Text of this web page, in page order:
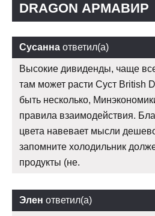
DRAGON АРМАВИР
Сусанна ответил(а)
Высокие дивиденды, чаще
там может расти Суст British
быть несколько,
правила взаимодействия.
цвета навевает мысли
запомните холодильник
продукты (не.
Элен ответил(а)